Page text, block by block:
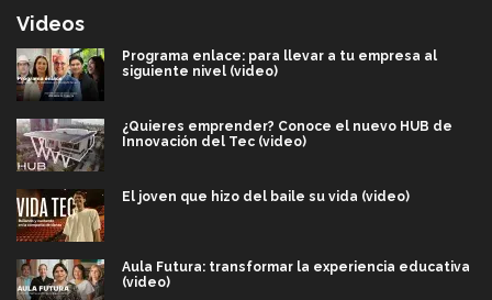
Videos
Programa enlace: para llevar a tu empresa al
siguiente nivel (video)
¿Quieres emprender? Conoce el nuevo HUB de
Innovación del Tec (video)
El joven que hizo del baile su vida (video)
Aula Futura: transformar la experiencia educativa
(video)